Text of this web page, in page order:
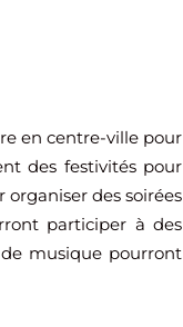
en centre-ville pour
des festivités pour
organiser des soirées
participer à des
musique pourront